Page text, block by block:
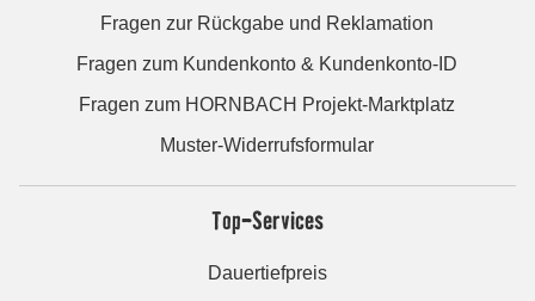
Fragen zur Rückgabe und Reklamation
Fragen zum Kundenkonto & Kundenkonto-ID
Fragen zum HORNBACH Projekt-Marktplatz
Muster-Widerrufsformular
Top-Services
Dauertiefpreis